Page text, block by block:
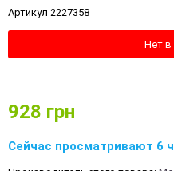
Артикул 2227358
Нет в
928 грн
Сейчас просматривают 6